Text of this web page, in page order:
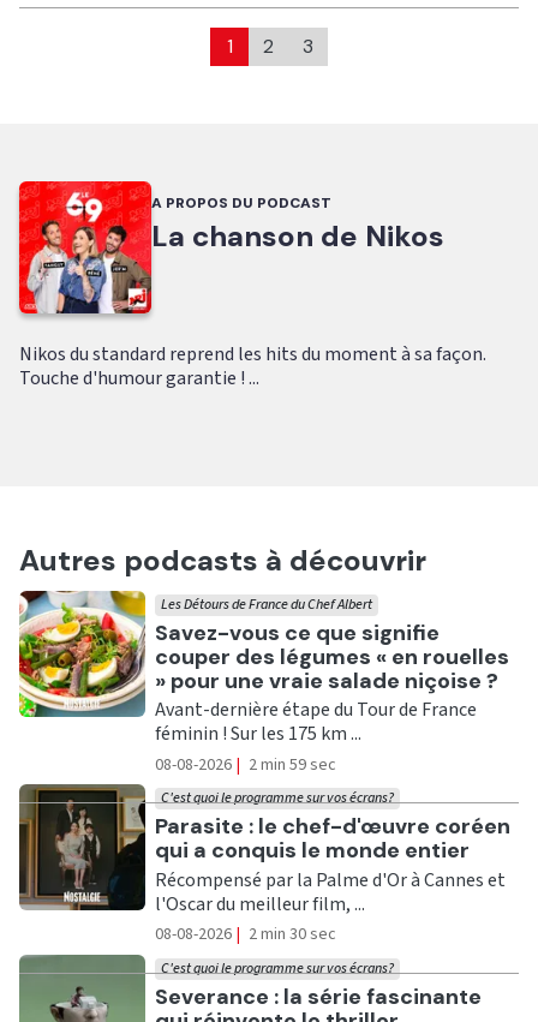
1 2 3
A PROPOS DU PODCAST
La chanson de Nikos
Nikos du standard reprend les hits du moment à sa façon.
Touche d'humour garantie ! ...
Autres podcasts à découvrir
Ecouter
Savez-vous ce que signifie
couper des légumes « en rouelles
» pour une vraie salade niçoise ?
Les Détours de France du Chef Albert
Avant-dernière étape du Tour de France
féminin ! Sur les 175 km ...
08-08-2026 | 2 min 59 sec
Ecouter
Parasite : le chef-d'œuvre coréen
qui a conquis le monde entier
C'est quoi le programme sur vos écrans?
Récompensé par la Palme d'Or à Cannes et
l'Oscar du meilleur film, ...
08-08-2026 | 2 min 30 sec
Ecouter
Severance : la série fascinante
C'est quoi le programme sur vos écrans?